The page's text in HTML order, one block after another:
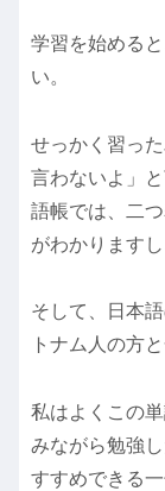
学習を始める
い。
せっかく習っ
言わないよ」
語帳では、二
がわかります
そして、日本
トナム人の方
私はよくこの
みながら勉強
すすめできる一